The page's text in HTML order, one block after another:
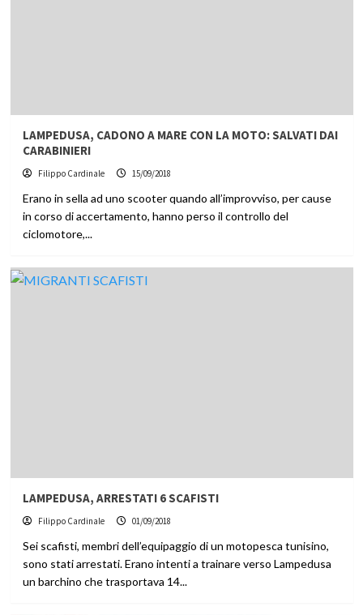
LAMPEDUSA, CADONO A MARE CON LA MOTO: SALVATI DAI
CARABINIERI
Filippo Cardinale 15/09/2018
Erano in sella ad uno scooter quando all’improvviso, per cause
in corso di accertamento, hanno perso il controllo del
ciclomotore,...
LAMPEDUSA, ARRESTATI 6 SCAFISTI
Filippo Cardinale 01/09/2018
Sei scafisti, membri dell’equipaggio di un motopesca tunisino,
sono stati arrestati. Erano intenti a trainare verso Lampedusa
un barchino che trasportava 14...